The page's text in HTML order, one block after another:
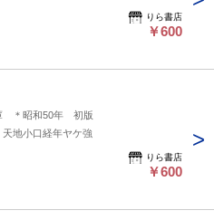
りら書店
￥600
＊昭和50年 初版
小口経年ヤケ強
りら書店
￥600